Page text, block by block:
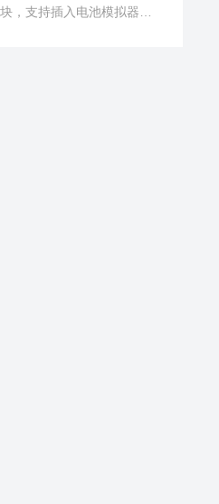
，支持插入电池模拟器